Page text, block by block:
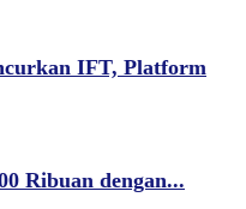
IFT, Platform
Ribuan dengan...